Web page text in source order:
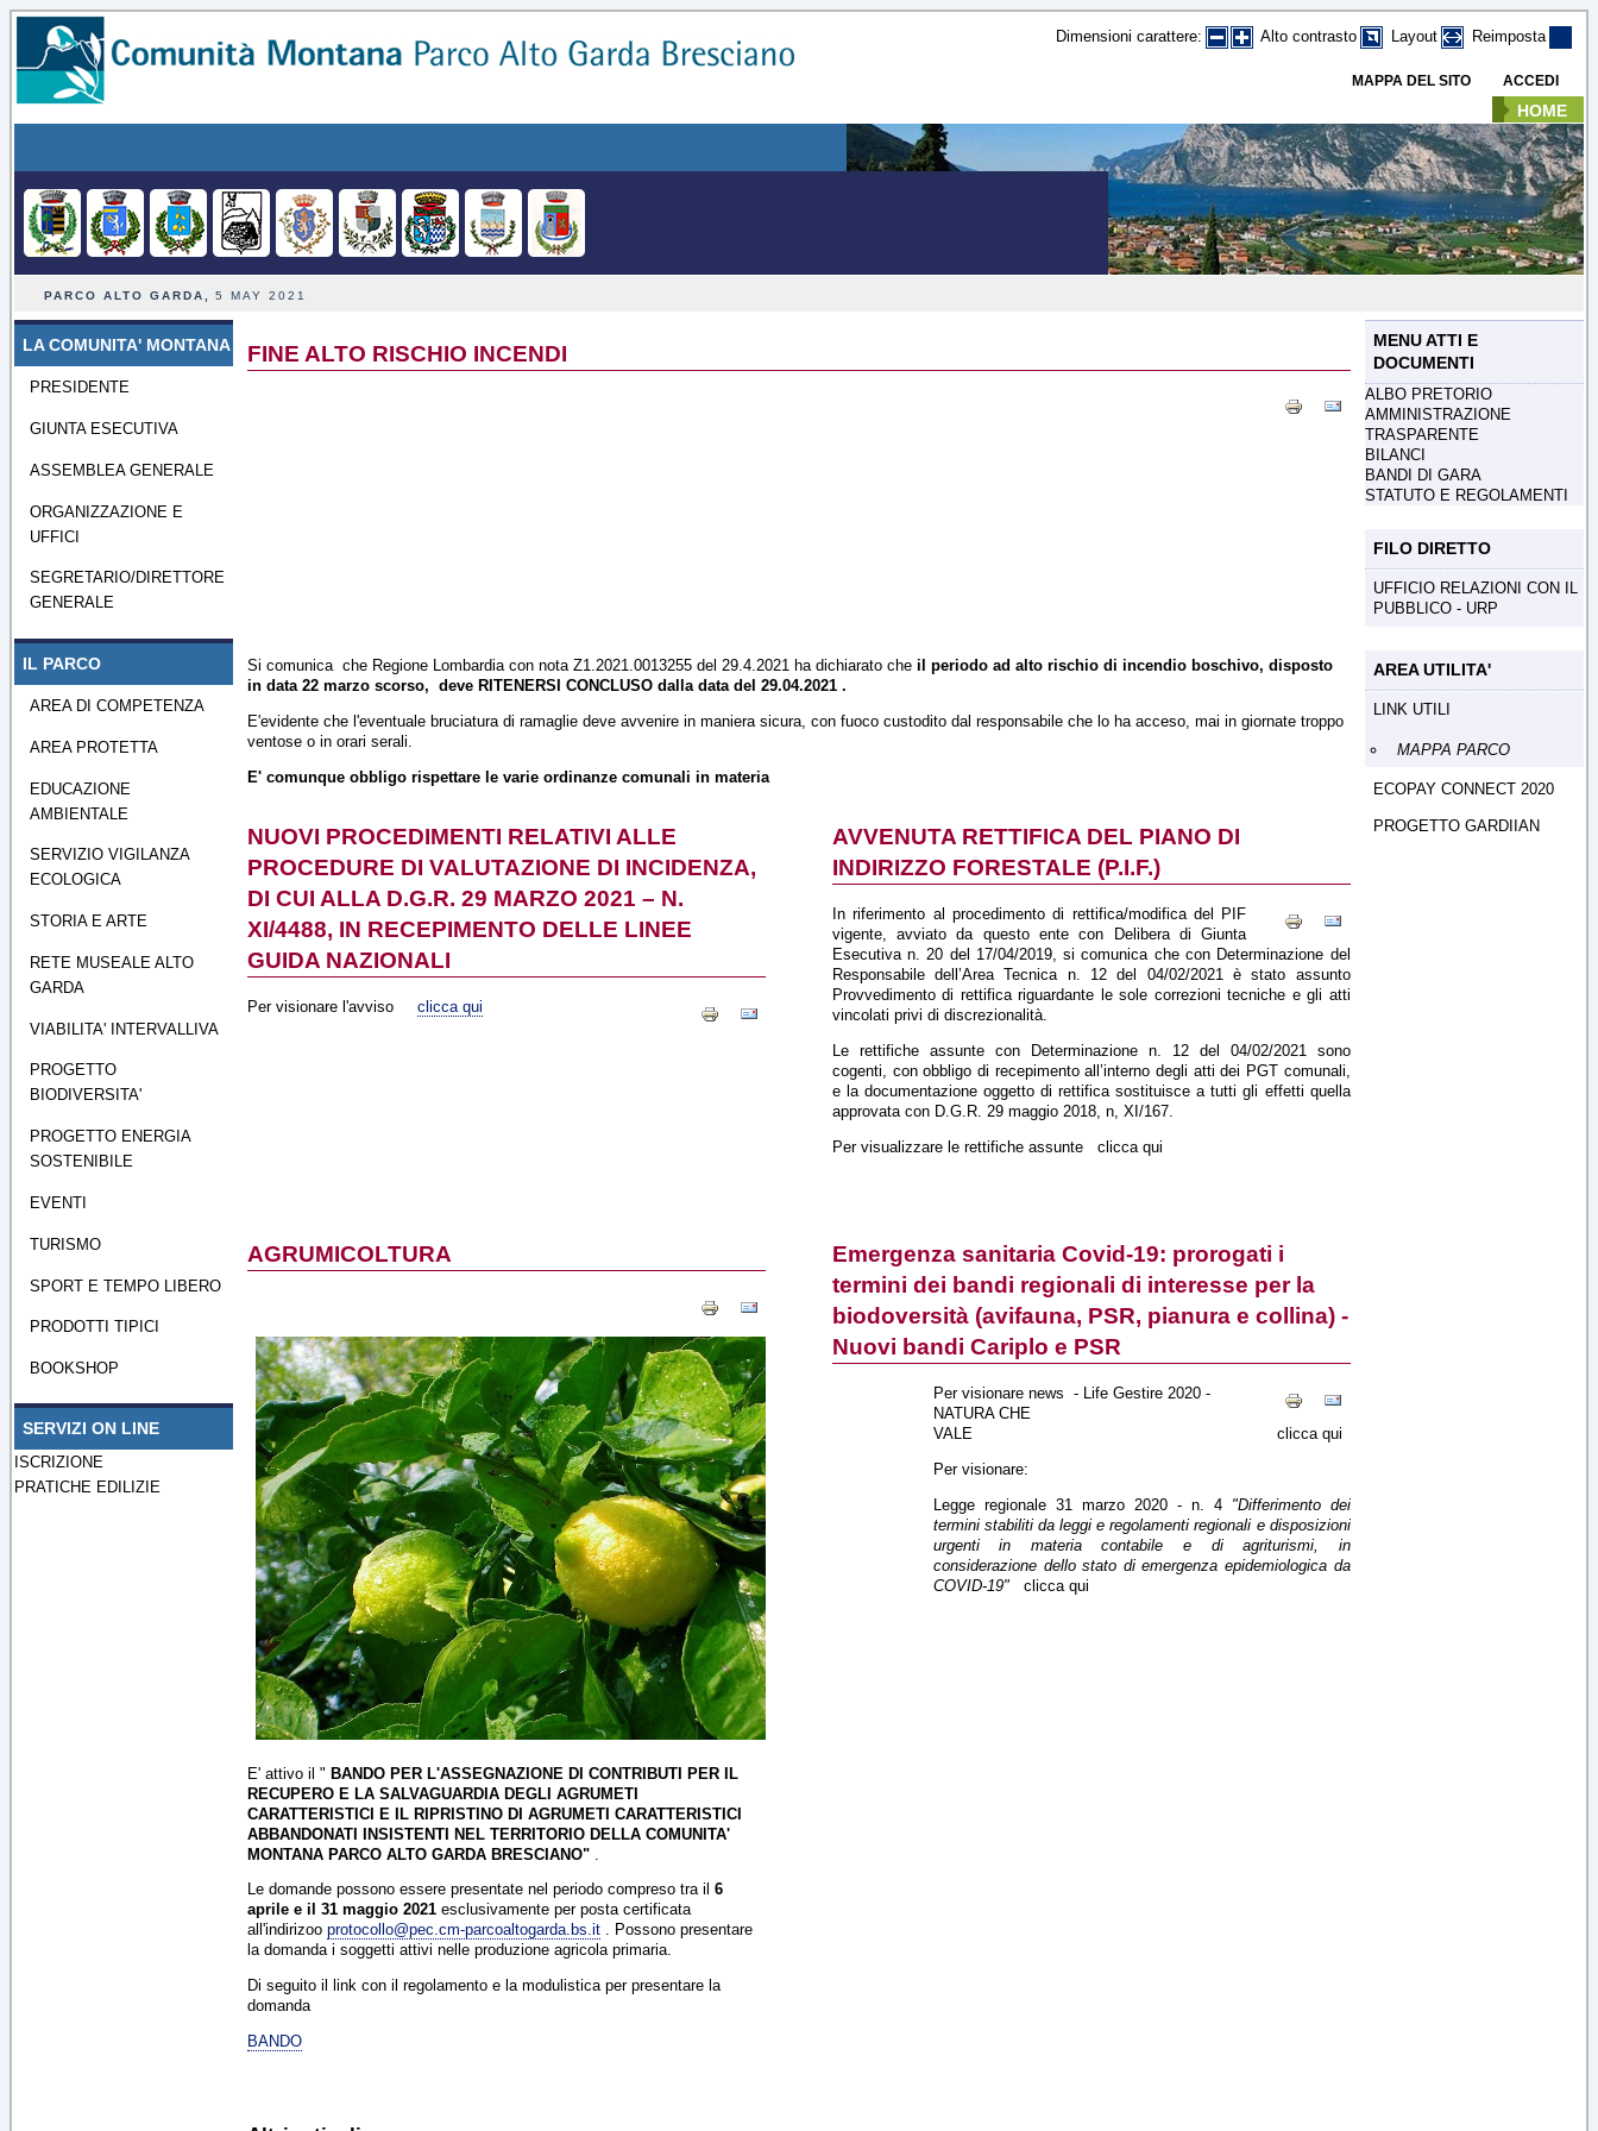
Dimensioni carattere: Alto contrasto Layout Reimposta
MAPPA DEL SITO ACCEDI
HOME
PARCO ALTO GARDA, 5 MAY 2021
LA COMUNITA' MONTANA
PRESIDENTE
GIUNTA ESECUTIVA
ASSEMBLEA GENERALE
ORGANIZZAZIONE E
UFFICI
SEGRETARIO/DIRETTORE
GENERALE
IL PARCO
AREA DI COMPETENZA
AREA PROTETTA
EDUCAZIONE
AMBIENTALE
SERVIZIO VIGILANZA
ECOLOGICA
STORIA E ARTE
RETE MUSEALE ALTO
GARDA
VIABILITA' INTERVALLIVA
PROGETTO
BIODIVERSITA'
PROGETTO ENERGIA
SOSTENIBILE
EVENTI
TURISMO
SPORT E TEMPO LIBERO
PRODOTTI TIPICI
BOOKSHOP
SERVIZI ON LINE
ISCRIZIONE
PRATICHE EDILIZIE
MENU ATTI E
DOCUMENTI
ALBO PRETORIO
AMMINISTRAZIONE
TRASPARENTE
BILANCI
BANDI DI GARA
STATUTO E REGOLAMENTI
FILO DIRETTO
UFFICIO RELAZIONI CON IL
PUBBLICO - URP
AREA UTILITA'
LINK UTILI
MAPPA PARCO
ECOPAY CONNECT 2020
PROGETTO GARDIIAN
FINE ALTO RISCHIO INCENDI
Si comunica che Regione Lombardia con nota Z1.2021.0013255 del 29.4.2021 ha dichiarato cheil periodo ad alto rischio di incendio boschivo, disposto
in data 22 marzo scorso,
deve RITENERSI CONCLUSO dalla data del 29.04.2021 .
E'evidente che l'eventuale bruciatura di ramaglie deve avvenire in maniera sicura, con fuoco custodito dal responsabile che lo ha acceso, mai in giornate troppo
ventose o in orari serali.
E' comunque obbligo rispettare le varie ordinanze comunali in materia
NUOVI PROCEDIMENTI RELATIVI ALLE
PROCEDURE DI VALUTAZIONE DI INCIDENZA,
DI CUI ALLA D.G.R. 29 MARZO 2021 – N.
XI/4488, IN RECEPIMENTO DELLE LINEE
GUIDA NAZIONALI
Per visionare l'avvisoclicca qui
AVVENUTA RETTIFICA DEL PIANO DI
INDIRIZZO FORESTALE (P.I.F.)
In riferimento al procedimento di rettifica/modifica del PIF
vigente, avviato da questo ente con Delibera di Giunta
Esecutiva n. 20 del 17/04/2019, si comunica che con Determinazione del
Responsabile dell’Area Tecnica n. 12 del 04/02/2021 è stato assunto
Provvedimento di rettifica riguardante le sole correzioni tecniche e gli atti
vincolati privi di discrezionalità.
Le rettifiche assunte con Determinazione n. 12 del 04/02/2021 sono
cogenti, con obbligo di recepimento all’interno degli atti dei PGT comunali,
e la documentazione oggetto di rettifica sostituisce a tutti gli effetti quella
approvata con D.G.R. 29 maggio 2018, n, XI/167.
Per visualizzare le rettifiche assunte clicca qui
AGRUMICOLTURA
E' attivo il "BANDO PER L'ASSEGNAZIONE DI CONTRIBUTI PER IL
RECUPERO E LA SALVAGUARDIA DEGLI AGRUMETI
CARATTERISTICI E IL RIPRISTINO DI AGRUMETI CARATTERISTICI
ABBANDONATI INSISTENTI NEL TERRITORIO DELLA COMUNITA'
MONTANA PARCO ALTO GARDA BRESCIANO"
Le domande possono essere presentate nel periodo compreso tra il6
aprile e il 31 maggio 2021 esclusivamente per posta certificata
all'indirizooprotocollo@pec.cm-parcoaltogarda.bs.it . Possono presentare
la domanda i soggetti attivi nelle produzione agricola primaria.
Di seguito il link con il regolamento e la modulistica per presentare la
domanda
BANDO
Emergenza sanitaria Covid-19: prorogati i
termini dei bandi regionali di interesse per la
biodoversità (avifauna, PSR, pianura e collina) -
Nuovi bandi Cariplo e PSR
Per visionare news - Life Gestire 2020 -
NATURA CHE
VALE clicca qui
Per visionare:
Legge regionale 31 marzo 2020 - n. 4 "Differimento dei
termini stabiliti da leggi e regolamenti regionali e disposizioni
urgenti in materia contabile e di agriturismi, in
considerazione dello stato di emergenza epidemiologica da
COVID-19"clicca qui